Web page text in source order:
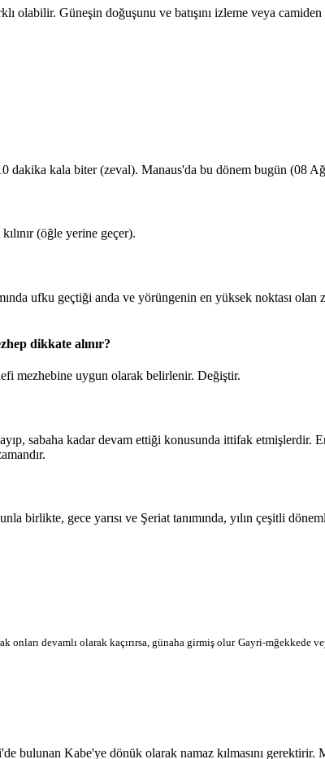
olabilir. Güneşin doğuşunu ve batışını izleme veya
dakika kala biter (zeval). Manaus'da bu dönem bugün (08
(öğle yerine geçer).
ufku geçtiği anda ve yörüngenin en yüksek noktası
dikkate alınır?
mezhebine uygun olarak belirlenir. Değiştir.
sabaha kadar devam ettiği konusunda ittifak etmişlerdir.
birlikte, gece yarısı ve Şeriat tanımında, yılın çeşitli
onları devamlı olarak kaçırırsa, günaha girmiş olur Gayri-mğekkede
bulunan Kabe'ye dönük olarak namaz kılmasını